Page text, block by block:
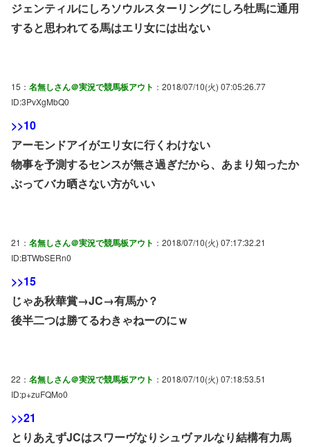
ジェンティルにしろソウルスターリングにしろ牡馬に通用
すると思われてる馬はエリ女には出ない
15： 名無しさん＠実況で競馬板アウト ：2018/07/10(火) 07:05:26.77
ID:3PvXgMbQ0
>>10
アーモンドアイがエリ女に行くわけない
物事を予測するセンスが無さ過ぎだから、あまり知ったか
ぶってバカ晒さない方がいい
21： 名無しさん＠実況で競馬板アウト ：2018/07/10(火) 07:17:32.21
ID:BTWbSERn0
>>15
じゃあ秋華賞→JC→有馬か？
後半二つは勝てるわきゃねーのにｗ
22： 名無しさん＠実況で競馬板アウト ：2018/07/10(火) 07:18:53.51
ID:p+zuFQMo0
>>21
とりあえずJCはスワーヴなりシュヴァルなり結構有力馬